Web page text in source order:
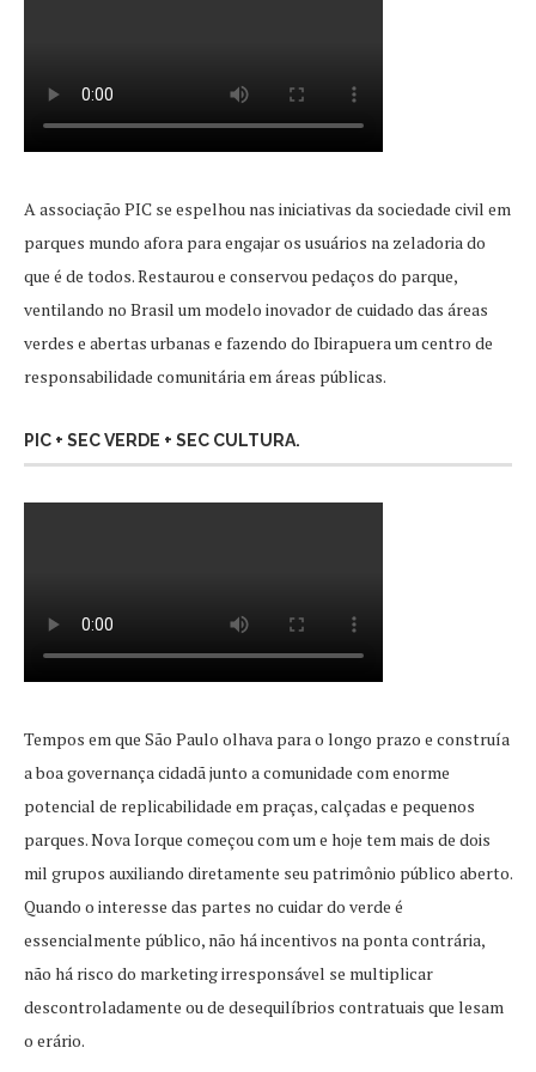
A associação PIC se espelhou nas iniciativas da sociedade civil em
parques mundo afora para engajar os usuários na zeladoria do
que é de todos. Restaurou e conservou pedaços do parque,
ventilando no Brasil um modelo inovador de cuidado das áreas
verdes e abertas urbanas e fazendo do Ibirapuera um centro de
responsabilidade comunitária em áreas públicas.
PIC + SEC VERDE + SEC CULTURA.
Tempos em que São Paulo olhava para o longo prazo e construía
a boa governança cidadã junto a comunidade com enorme
potencial de replicabilidade em praças, calçadas e pequenos
parques. Nova Iorque começou com um e hoje tem mais de dois
mil grupos auxiliando diretamente seu patrimônio público aberto.
Quando o interesse das partes no cuidar do verde é
essencialmente público, não há incentivos na ponta contrária,
não há risco do marketing irresponsável se multiplicar
descontroladamente ou de desequilíbrios contratuais que lesam
o erário.